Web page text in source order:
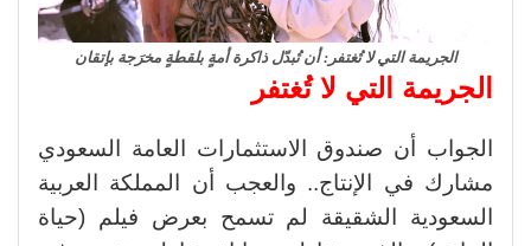
الجريمة التي لا تُغتفر: أن تُبدّل ذاكرة أمةٍ بلقطةٍ مخرَجة بإتقان
الجريمة التي لا تُغتفر
الجواب أن صندوق الاستثمارات العامة السعودي
مشارك في الإنتاج.. والعجب أن المملكة العربية
السعودية الشقيقة لم تسمح بعرض فيلم (حياة